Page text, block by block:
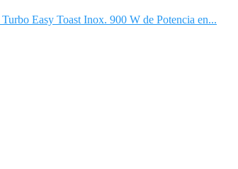
Easy Toast Inox. 900 W de Potencia en...